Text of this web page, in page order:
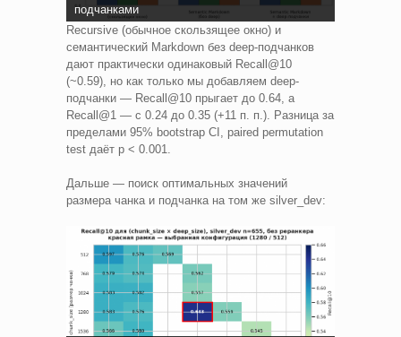
подчанками
Recursive (обычное скользящее окно) и
семантический Markdown без deep-подчанков
дают практически одинаковый Recall@10
(~0.59), но как только мы добавляем deep-
подчанки — Recall@10 прыгает до 0.64, а
Recall@1 — с 0.24 до 0.35 (+11 п. п.). Разница за
пределами 95% bootstrap CI, paired permutation
test даёт p < 0.001.
Дальше — поиск оптимальных значений
размера чанка и подчанка на том же silver_dev: